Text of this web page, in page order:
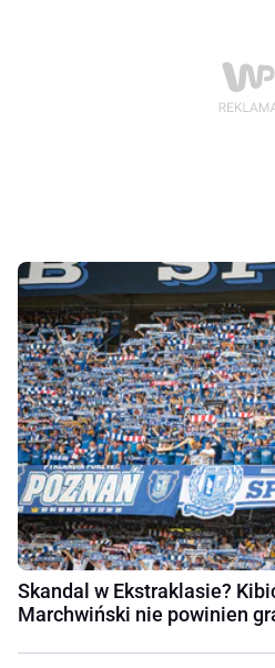
Skandal w Ekstraklasie?
Marchwiński nie powinien